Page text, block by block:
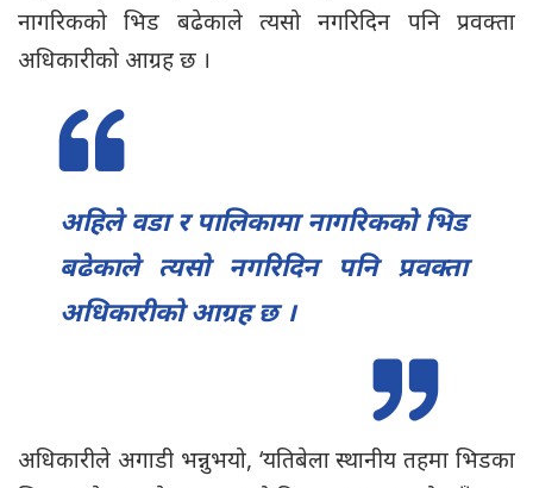
नागरिकको भिड बढेकाले त्यसो नगरिदिन पनि प्रवक्ता
अधिकारीको आग्रह छ ।
अहिले वडा र पालिकामा नागरिकको भिड
बढेकाले त्यसो नगरिदिन पनि प्रवक्ता
अधिकारीको आग्रह छ ।
अधिकारीले अगाडी भन्नुभयो, ‘यतिबेला स्थानीय तहमा भिडका